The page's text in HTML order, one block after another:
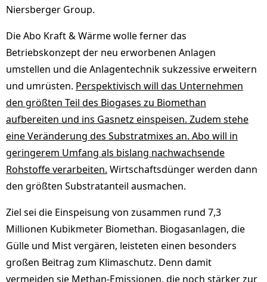
Niersberger Group.
Die Abo Kraft & Wärme wolle ferner das
Betriebskonzept der neu erworbenen Anlagen
umstellen und die Anlagentechnik sukzessive erweitern
und umrüsten. Perspektivisch will das Unternehmen
den größten Teil des Biogases zu Biomethan
aufbereiten und ins Gasnetz einspeisen. Zudem stehe
eine Veränderung des Substratmixes an. Abo will in
geringerem Umfang als bislang nachwachsende
Rohstoffe verarbeiten. Wirtschaftsdünger werden dann
den größten Substratanteil ausmachen.
Ziel sei die Einspeisung von zusammen rund 7,3
Millionen Kubikmeter Biomethan. Biogasanlagen, die
Gülle und Mist vergären, leisteten einen besonders
großen Beitrag zum Klimaschutz. Denn damit
vermeiden sie Methan-Emissionen, die noch stärker zur